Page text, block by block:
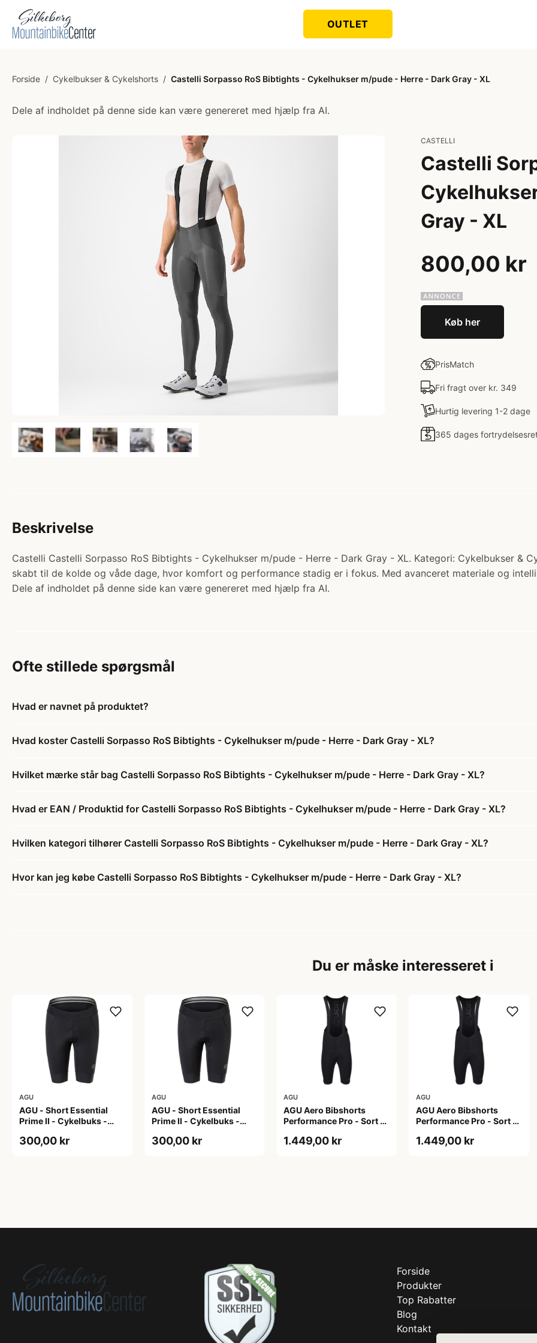
OUTLET
Forside / Cykelbukser & Cykelshorts / Castelli Sorpasso RoS Bibtights - Cykelhukser m/pude - Herre - Dark Gray - XL
Dele af indholdet på denne side kan være genereret med hjælp fra AI.
CASTELLI
Castelli
Gray - XL
800,00 kr
Køb her
PrisMatch
Fri fragt over kr. 349
Hurtig levering 1-2 dage
365 dages
Beskrivelse
Castelli Castelli Sorpasso RoS Bibtights - Cykelhukser m/pude - Herre - Dark Gray - XL. Kategori: Cykelbukser &
skabt til de kolde og våde dage, hvor komfort og performance stadig er i fokus. Med avanceret materiale og
Dele af indholdet på denne side kan være genereret med hjælp fra AI.
Ofte stillede spørgsmål
Hvad er navnet på produktet?
Hvad koster Castelli Sorpasso RoS Bibtights - Cykelhukser m/pude - Herre - Dark Gray - XL?
Hvilket mærke står bag Castelli Sorpasso RoS Bibtights - Cykelhukser m/pude - Herre - Dark Gray - XL?
Hvad er EAN / Produktid for Castelli Sorpasso RoS Bibtights - Cykelhukser m/pude - Herre - Dark Gray - XL?
Hvilken kategori tilhører Castelli Sorpasso RoS Bibtights - Cykelhukser m/pude - Herre - Dark Gray - XL?
Hvor kan jeg købe Castelli Sorpasso RoS Bibtights - Cykelhukser m/pude - Herre - Dark Gray - XL?
Du er måske interesseret i
AGU
AGU - Short Essential
Prime II - Cykelbuks -
300,00 kr
AGU
AGU - Short Essential
Prime II - Cykelbuks -
300,00 kr
AGU
AGU Aero Bibshorts
Performance Pro - Sort -
1.449,00 kr
AGU
AGU Aero Bibshorts
Performance Pro - Sort -
1.449,00 kr
Forside
Produkter
Top Rabatter
Blog
Kontakt